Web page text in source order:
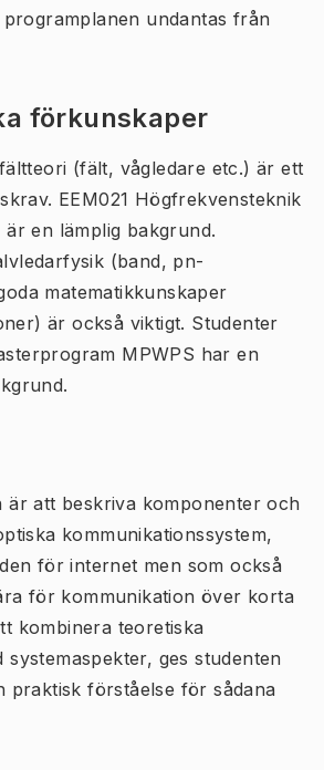
undantas från
förkunskaper
(fält, vågledare etc.) är ett
EEM021 Högfrekvensteknik
en lämplig bakgrund.
(band, pn-
matematikkunskaper
är också viktigt. Studenter
MPWPS har en
är att beskriva komponenter och
kommunikationssystem,
för internet men som också
för kommunikation över korta
kombinera teoretiska
systemaspekter, ges studenten
praktisk förståelse för sådana